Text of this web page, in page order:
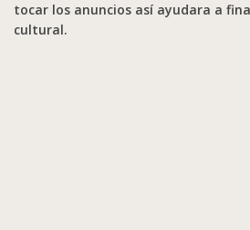
tocar los anuncios así ayudara a
cultural.